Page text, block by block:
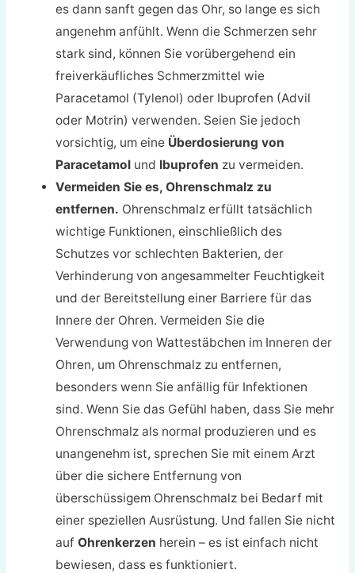
es dann sanft gegen das Ohr, so lange es sich
angenehm anfühlt. Wenn die Schmerzen sehr
stark sind, können Sie vorübergehend ein
freiverkäufliches Schmerzmittel wie
Paracetamol (Tylenol) oder Ibuprofen (Advil
oder Motrin) verwenden. Seien Sie jedoch
vorsichtig, um eine Überdosierung von
Paracetamol und Ibuprofen zu vermeiden.
Vermeiden Sie es, Ohrenschmalz zu
entfernen. Ohrenschmalz erfüllt tatsächlich
wichtige Funktionen, einschließlich des
Schutzes vor schlechten Bakterien, der
Verhinderung von angesammelter Feuchtigkeit
und der Bereitstellung einer Barriere für das
Innere der Ohren. Vermeiden Sie die
Verwendung von Wattestäbchen im Inneren der
Ohren, um Ohrenschmalz zu entfernen,
besonders wenn Sie anfällig für Infektionen
sind. Wenn Sie das Gefühl haben, dass Sie mehr
Ohrenschmalz als normal produzieren und es
unangenehm ist, sprechen Sie mit einem Arzt
über die sichere Entfernung von
überschüssigem Ohrenschmalz bei Bedarf mit
einer speziellen Ausrüstung. Und fallen Sie nicht
aufOhrenkerzen herein – es ist einfach nicht
bewiesen, dass es funktioniert.